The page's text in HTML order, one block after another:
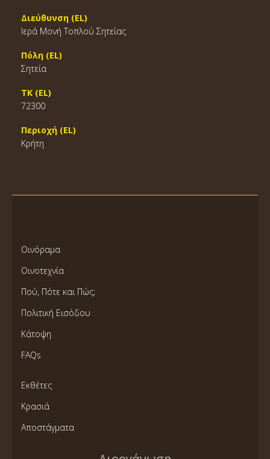
Διεύθυνση (EL)
Ιερά Μονή Τοπλού Σητείας
Πόλη (EL)
Σητεία
ΤΚ (EL)
72300
Περιοχή (EL)
Κρήτη
Οινόραμα
Οινοτεχνία
Πού, Πότε και Πώς;
Πολιτική Εισόδου
Κάτοψη
FAQs
Εκθέτες
Κρασιά
Αποστάγματα